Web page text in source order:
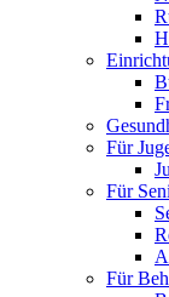
Für
Für
Für